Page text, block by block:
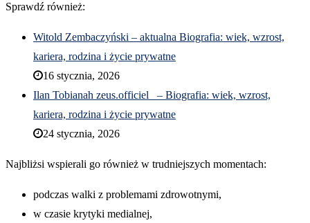
Sprawdź również:
Witold Zembaczyński – aktualna Biografia: wiek, wzrost,
kariera, rodzina i życie prywatne
16 stycznia, 2026
Ilan Tobianah zeus.officiel_ – Biografia: wiek, wzrost,
kariera, rodzina i życie prywatne
24 stycznia, 2026
Najbliżsi wspierali go również w trudniejszych momentach:
podczas walki z problemami zdrowotnymi,
w czasie krytyki medialnej,